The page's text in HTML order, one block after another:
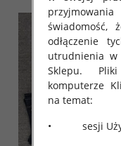
świadomość,
odłączenie
utrudnienia
Sklepu.
komputerze
na temat:
• sesji